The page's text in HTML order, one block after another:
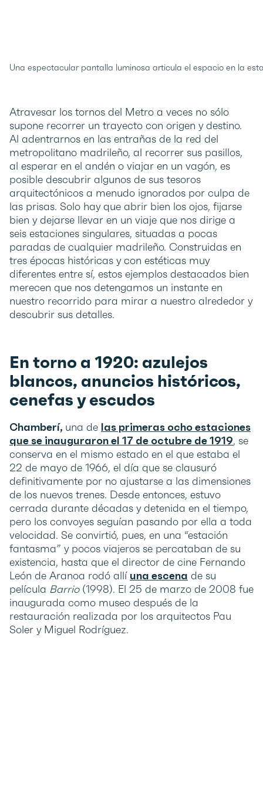
Una espectacular pantalla luminosa articula el espacio en la
Atravesar los tornos del Metro a veces no sólo
supone recorrer un trayecto con origen y destino.
Al adentrarnos en las entrañas de la red del
metropolitano madrileño, al recorrer sus pasillos,
al esperar en el andén o viajar en un vagón, es
posible descubrir algunos de sus tesoros
arquitectónicos a menudo ignorados por culpa de
las prisas. Solo hay que abrir bien los ojos, fijarse
bien y dejarse llevar en un viaje que nos dirige a
seis estaciones singulares, situadas a pocas
paradas de cualquier madrileño. Construidas en
tres épocas históricas y con estéticas muy
diferentes entre sí, estos ejemplos destacados bien
merecen que nos detengamos un instante en
nuestro recorrido para mirar a nuestro alrededor y
descubrir sus detalles.
En torno a 1920: azulejos
blancos, anuncios históricos,
cenefas y escudos
Chamberí, una de las primeras ocho estaciones
que se inauguraron el 17 de octubre de 1919, se
conserva en el mismo estado en el que estaba el
22 de mayo de 1966, el día que se clausuró
definitivamente por no ajustarse a las dimensiones
de los nuevos trenes. Desde entonces, estuvo
cerrada durante décadas y detenida en el tiempo,
pero los convoyes seguían pasando por ella a toda
velocidad. Se convirtió, pues, en una “estación
fantasma” y pocos viajeros se percataban de su
existencia, hasta que el director de cine Fernando
León de Aranoa rodó allí una escena de su
película Barrio(1998). El 25 de marzo de 2008 fue
inaugurada como museo después de la
restauración realizada por los arquitectos Pau
Soler y Miguel Rodríguez.